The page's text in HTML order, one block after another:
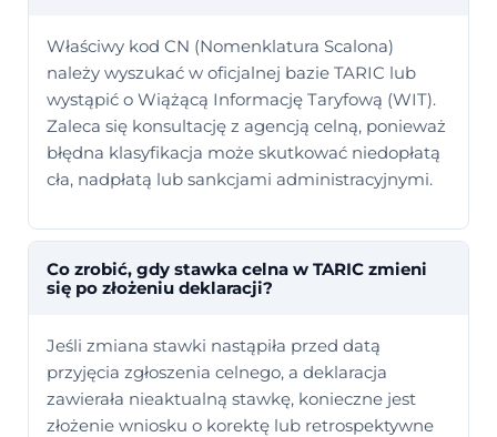
Właściwy kod CN (Nomenklatura Scalona)
należy wyszukać w oficjalnej bazie TARIC lub
wystąpić o Wiążącą Informację Taryfową (WIT).
Zaleca się konsultację z agencją celną, ponieważ
błędna klasyfikacja może skutkować niedopłatą
cła, nadpłatą lub sankcjami administracyjnymi.
Co zrobić, gdy stawka celna w TARIC zmieni
się po złożeniu deklaracji?
Jeśli zmiana stawki nastąpiła przed datą
przyjęcia zgłoszenia celnego, a deklaracja
zawierała nieaktualną stawkę, konieczne jest
złożenie wniosku o korektę lub retrospektywne